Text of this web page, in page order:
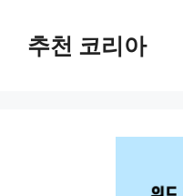
추천 코리아